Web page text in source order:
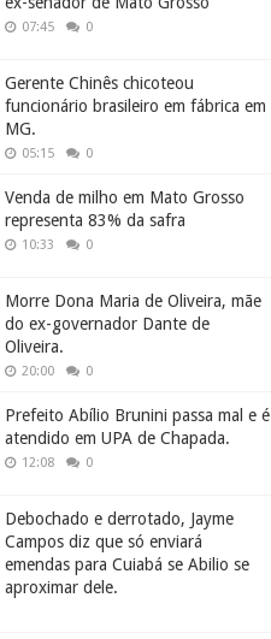
07:45 0
Gerente Chinês chicoteou
funcionário brasileiro em fábrica em
MG.
05:15 0
Venda de milho em Mato Grosso
representa 83% da safra
10:33 0
Morre Dona Maria de Oliveira, mãe
do ex-governador Dante de
Oliveira.
20:00 0
Prefeito Abílio Brunini passa mal e é
atendido em UPA de Chapada.
12:08 0
Debochado e derrotado, Jayme
Campos diz que só enviará
emendas para Cuiabá se Abilio se
aproximar dele.